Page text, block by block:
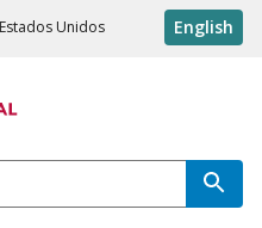
Unidos English